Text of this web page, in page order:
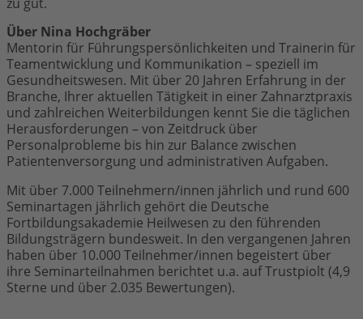
Über Nina Hochgräber
Mentorin für Führungspersönlichkeiten und Trainerin für
Teamentwicklung und Kommunikation – speziell im
Gesundheitswesen. Mit über 20 Jahren Erfahrung in der
Branche, Ihrer aktuellen Tätigkeit in einer Zahnarztpraxis
und zahlreichen Weiterbildungen kennt Sie die täglichen
Herausforderungen – von Zeitdruck über
Personalprobleme bis hin zur Balance zwischen
Patientenversorgung und administrativen Aufgaben.
Mit über 7.000 Teilnehmern/innen jährlich und rund 600
Seminartagen jährlich gehört die Deutsche
Fortbildungsakademie Heilwesen zu den führenden
Bildungsträgern bundesweit. In den vergangenen Jahren
haben über 10.000 Teilnehmer/innen begeistert über
ihre Seminarteilnahmen berichtet u.a. auf Trustpiolt (4,9
Sterne und über 2.035 Bewertungen).